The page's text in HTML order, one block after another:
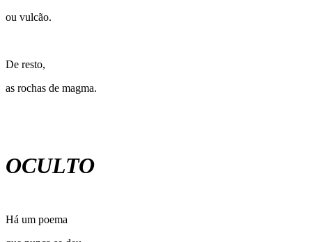
ou vulcão.
De resto,
as rochas de magma.
OCULTO
Há um poema